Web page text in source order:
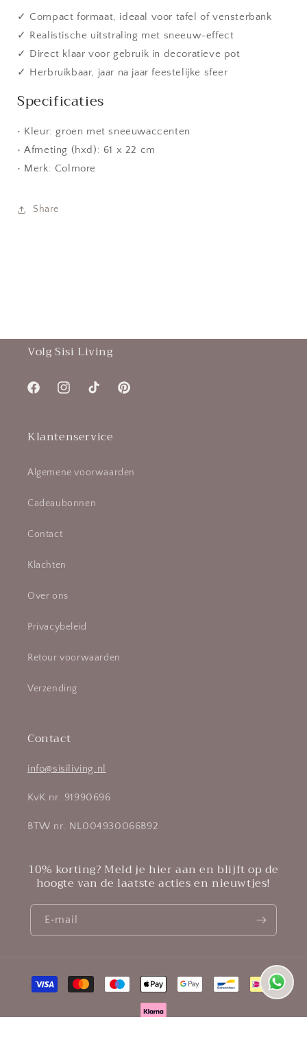
✓ Compact formaat, ideaal voor tafel of vensterbank
✓ Realistische uitstraling met sneeuw-effect
✓ Direct klaar voor gebruik in decoratieve pot
✓ Herbruikbaar, jaar na jaar feestelijke sfeer
Specificaties
• Kleur: groen met sneeuwaccenten
• Afmeting (hxd): 61 x 22 cm
• Merk: Colmore
Share
Volg Sisi Living
FacebookInstagramTikTok Pinterest
Klantenservice
Algemene voorwaarden
Cadeaubonnen
Contact
Klachten
Over ons
Privacybeleid
Retour voorwaarden
Verzending
Contact
info@sisiliving.nl
KvK nr. 91990696
BTW nr. NL004930066B92
10% korting? Meld je hier aan en blijft op de
hoogte van de laatste acties en nieuwtjes!
E‑mail
Betaalmethoden